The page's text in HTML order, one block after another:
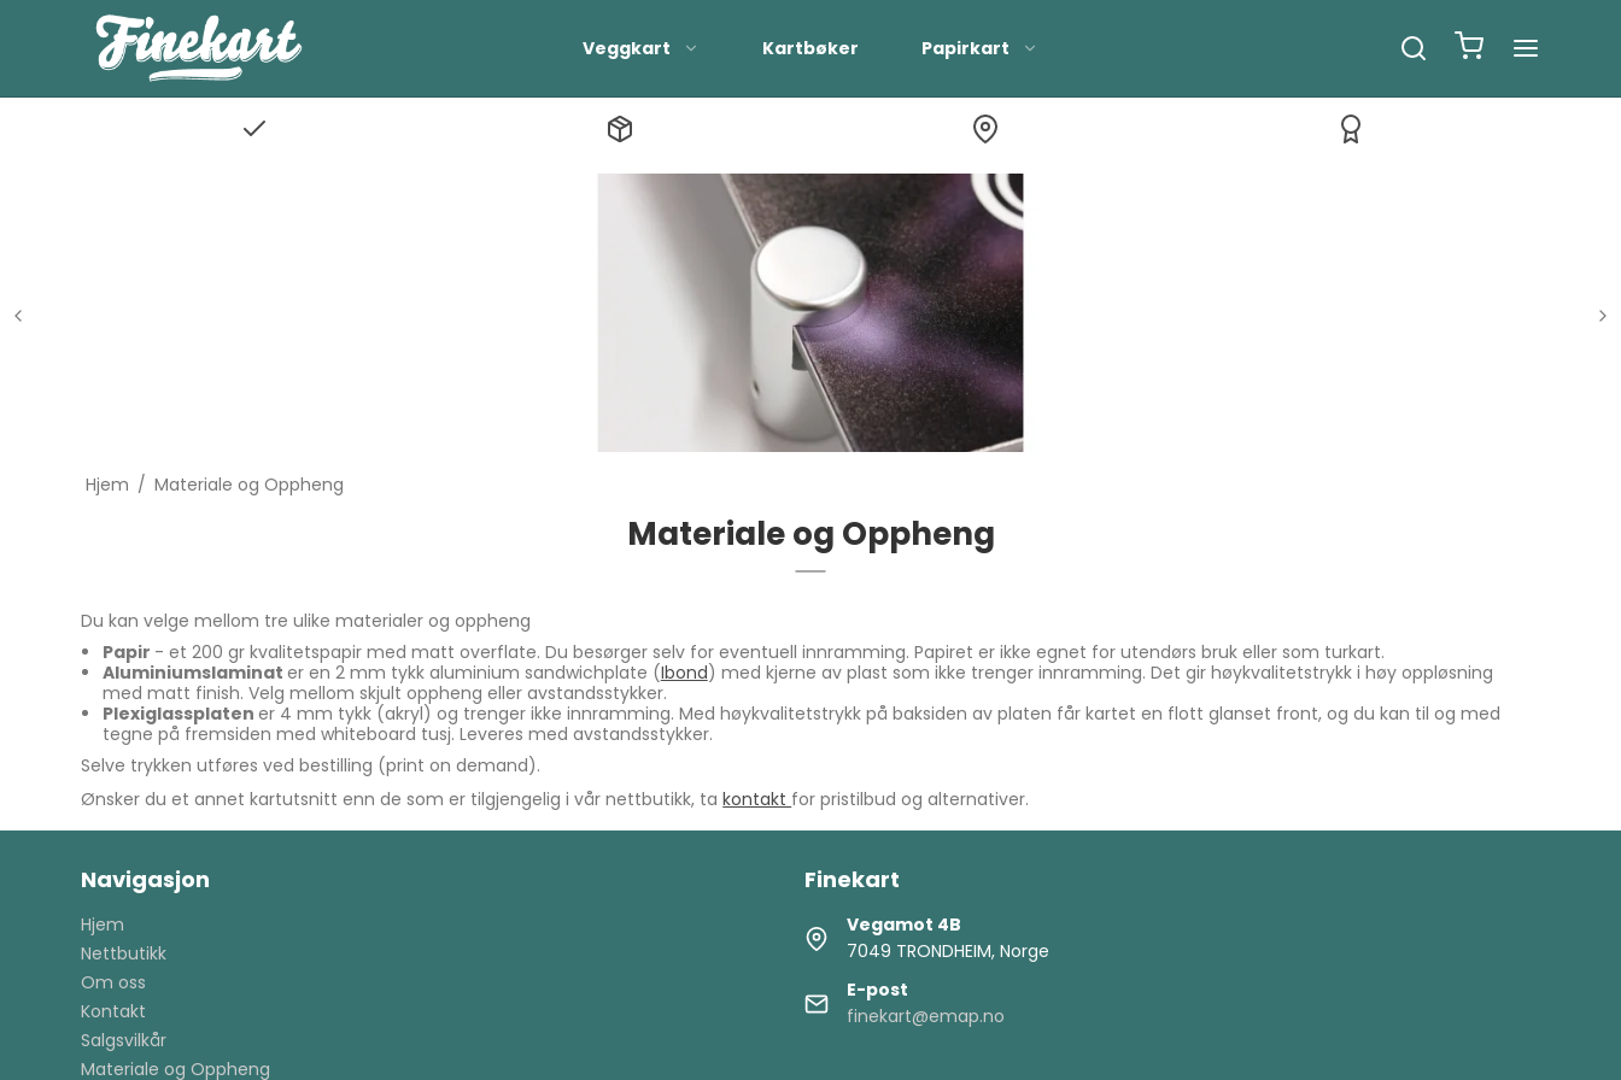
Veggkart
Patterson Verdenskart
Kartbøker Papirkart
Hjem / Materiale og Oppheng
Materiale og Oppheng
Du kan velge mellom tre ulike materialer og oppheng
Papir - et 200 gr kvalitetspapir med matt overflate. Du besørger selv for eventuell innramming. Papiret er ikke egnet for utendørs bruk eller som turkart.
Aluminiumslaminat er en 2 mm tykk aluminium sandwichplate (Ibond) med kjerne av plast som ikke trenger innramming. Det gir høykvalitetstrykk i høy oppløsning
med matt finish. Velg mellom skjult oppheng eller avstandsstykker.
Plexiglassplaten er 4 mm tykk (akryl) og trenger ikke innramming. Med høykvalitetstrykk på baksiden av platen får kartet en flott glanset front, og du kan til og med
tegne på fremsiden med whiteboard tusj. Leveres med avstandsstykker.
Selve trykken utføres ved bestilling (print on demand).
Ønsker du et annet kartutsnitt enn de som er tilgjengelig i vår nettbutikk, takontakt for pristilbud og alternativer.
Navigasjon
Hjem
Nettbutikk
Om oss
Kontakt
Salgsvilkår
Materiale og Oppheng
Finekart
Vegamot 4B
7049 TRONDHEIM, Norge
E-post
finekart@emap.no